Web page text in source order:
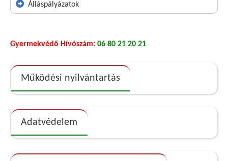
Álláspályázatok
Gyermekvédő Hívószám: 06 80 21 20 21
Működési nyilvántartás
Adatvédelem